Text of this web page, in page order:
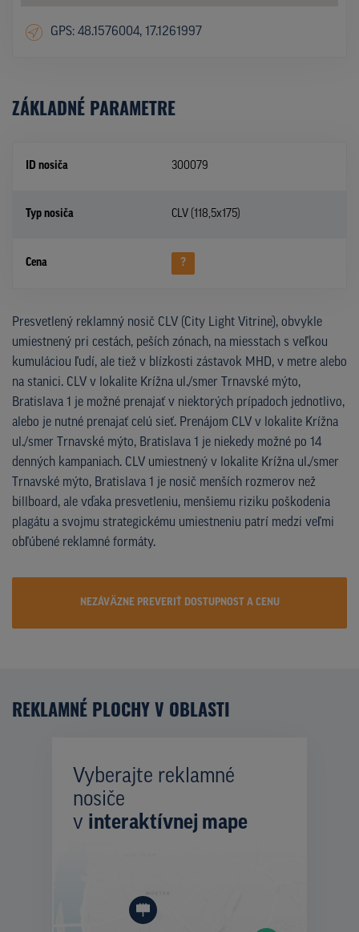
GPS: 48.1576004, 17.1261997
ZÁKLADNÉ PARAMETRE
ID nosiča 300079
Typ nosiča CLV (118,5x175)
Cena ?
Presvetlený reklamný nosič CLV (City Light Vitrine), obvykle
umiestnený pri cestách, peších zónach, na miesstach s veľkou
kumuláciou ľudí, ale tiež v blízkosti zástavok MHD, v metre alebo
na stanici. CLV v lokalite Krížna ul./smer Trnavské mýto,
Bratislava 1 je možné prenajať v niektorých prípadoch jednotlivo,
alebo je nutné prenajať celú sieť. Prenájom CLV v lokalite Krížna
ul./smer Trnavské mýto, Bratislava 1 je niekedy možné po 14
denných kampaniach. CLV umiestnený v lokalite Krížna ul./smer
Trnavské mýto, Bratislava 1 je nosič menších rozmerov než
billboard, ale vďaka presvetleniu, menšiemu riziku poškodenia
plagátu a svojmu strategickému umiestneniu patrí medzi veľmi
obľúbené reklamné formáty.
NEZÁVÄZNE PREVERIŤ DOSTUPNOST A CENU
REKLAMNÉ PLOCHY V OBLASTI
Vyberajte reklamné
nosiče
v interaktívnej mape